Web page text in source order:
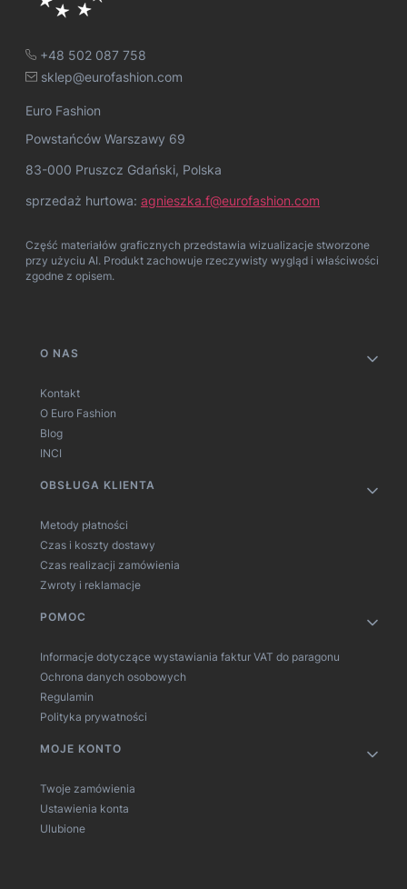
+48 502 087 758
sklep@eurofashion.com
Euro Fashion
Powstańców Warszawy 69
83-000 Pruszcz Gdański, Polska
sprzedaż hurtowa: agnieszka.f@eurofashion.com
Część materiałów graficznych przedstawia wizualizacje stworzone
przy użyciu AI. Produkt zachowuje rzeczywisty wygląd i właściwości
zgodne z opisem.
Linki w stopce
O NAS
Kontakt
O Euro Fashion
Blog
INCI
OBSŁUGA KLIENTA
Metody płatności
Czas i koszty dostawy
Czas realizacji zamówienia
Zwroty i reklamacje
POMOC
Informacje dotyczące wystawiania faktur VAT do paragonu
Ochrona danych osobowych
Regulamin
Polityka prywatności
MOJE KONTO
Twoje zamówienia
Ustawienia konta
Ulubione